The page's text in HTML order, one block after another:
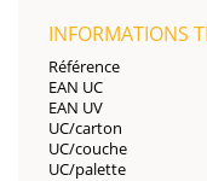
INFORMATIONS
Référence
EAN UC
EAN UV
UC/carton
UC/couche
UC/palette